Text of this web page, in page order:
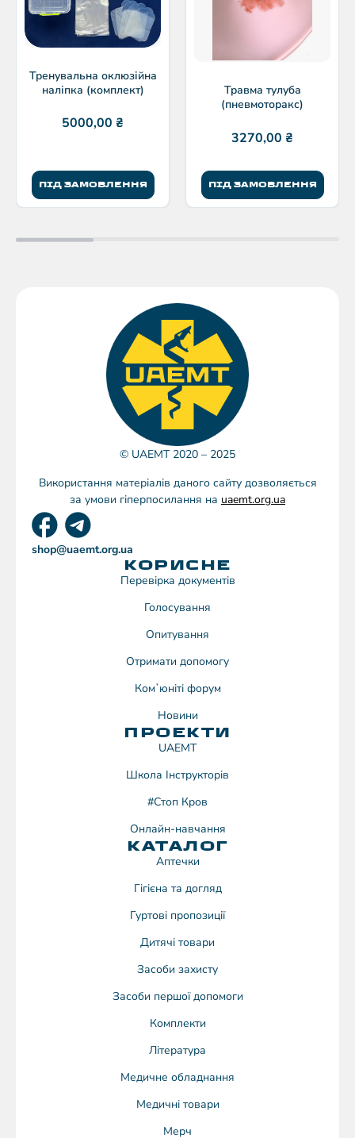
Тренувальна оклюзійна
наліпка (комплект)
5000,00 ₴
ПІД ЗАМОВЛЕННЯ
Травма тулуба
(пневмоторакс)
3270,00 ₴
ПІД ЗАМОВЛЕННЯ
© UAEMT 2020 – 2025
Використання матеріалів даного сайту дозволяється
за умови гіперпосилання на uaemt.org.ua
shop@uaemt.org.ua
КОРИСНЕ
Перевірка документів
Голосування
Опитування
Отримати допомогу
Комʼюніті форум
Новини
ПРОЕКТИ
UAEMT
Школа Інструкторів
#Стоп Кров
Онлайн-навчання
КАТАЛОГ
Аптечки
Гігієна та догляд
Гуртові пропозиції
Дитячі товари
Засоби захисту
Засоби першої допомоги
Комплекти
Література
Медичне обладнання
Медичні товари
Мерч